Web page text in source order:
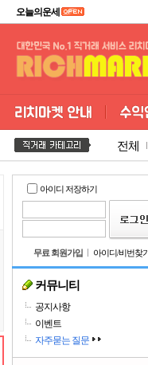
오늘의운세
전체
아이디 저장하기
무료 회원가입 아이디/비번찾기
커뮤니티
공지사항
이벤트
자주묻는 질문